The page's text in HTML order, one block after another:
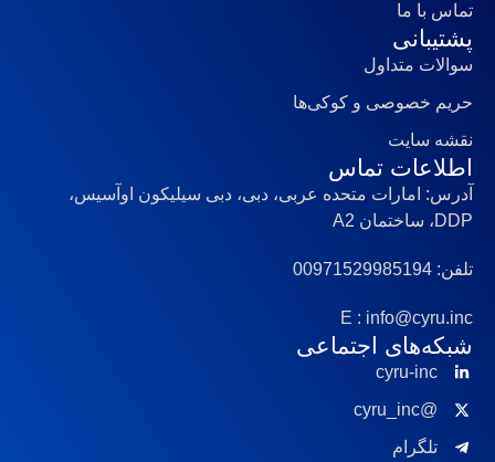
تماس با ما
پشتیبانی
سوالات متداول
حریم خصوصی و کوکی‌ها
نقشه سایت
اطلاعات تماس
آدرس: امارات متحده عربی، دبی، دبی سیلیکون اوآسیس،
DDP، ساختمان A2
تلفن: 00971529985194
E : info@cyru.inc
شبکه‌های اجتماعی
cyru-inc
@cyru_inc
تلگرام